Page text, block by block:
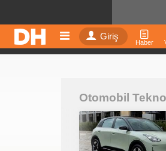
Giriş
Haber
Otomobil